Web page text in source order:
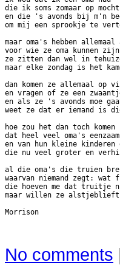
die ik soms zomaar op
en die 's avonds bij m'n
om mij een sprookje te
maar oma's hebben allemaal
voor wie ze oma kunnen zijn
ze zitten dan wel in
maar elke zondag is het
dan komen ze allemaal op
en vragen of ze een
en als ze 's avonds moe
weet ze dat er iemand is
hoe zou het dan toch komen
dat heel veel oma's
en van hun kleine kinderen
die nu veel groter en
al die oma's die truien
waarvan niemand zegt: wat
die hoeven me dat truitje
maar willen ze alstjeblieft
No comments